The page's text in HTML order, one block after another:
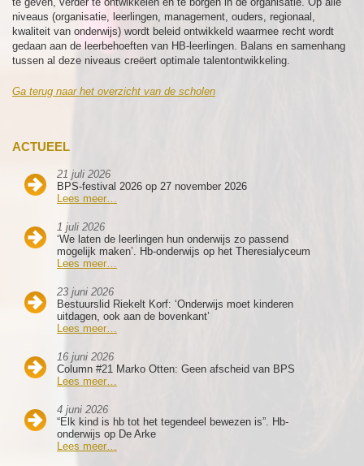
ACTUEEL
21 juli 2026
BPS-festival 2026 op 27 november 2026
Lees meer…
1 juli 2026
‘We laten de leerlingen hun onderwijs zo passend
mogelijk maken’. Hb-onderwijs op het Theresialyceum
Lees meer…
23 juni 2026
Bestuurslid Riekelt Korf: ‘Onderwijs moet kinderen
uitdagen, ook aan de bovenkant’
Lees meer…
16 juni 2026
Column #21 Marko Otten: Geen afscheid van BPS
Lees meer…
4 juni 2026
“Elk kind is hb tot het tegendeel bewezen is”. Hb-
onderwijs op De Arke
Lees meer…
niveaus (organisatie, leerlingen, management, ouders, regionaal,
kwaliteit van onderwijs) wordt beleid ontwikkeld waarmee recht wordt
gedaan aan de leerbehoeften van HB-leerlingen. Balans en samenhang
tussen al deze niveaus creëert optimale talentontwikkeling.
Ga terug naar het overzicht van de scholen